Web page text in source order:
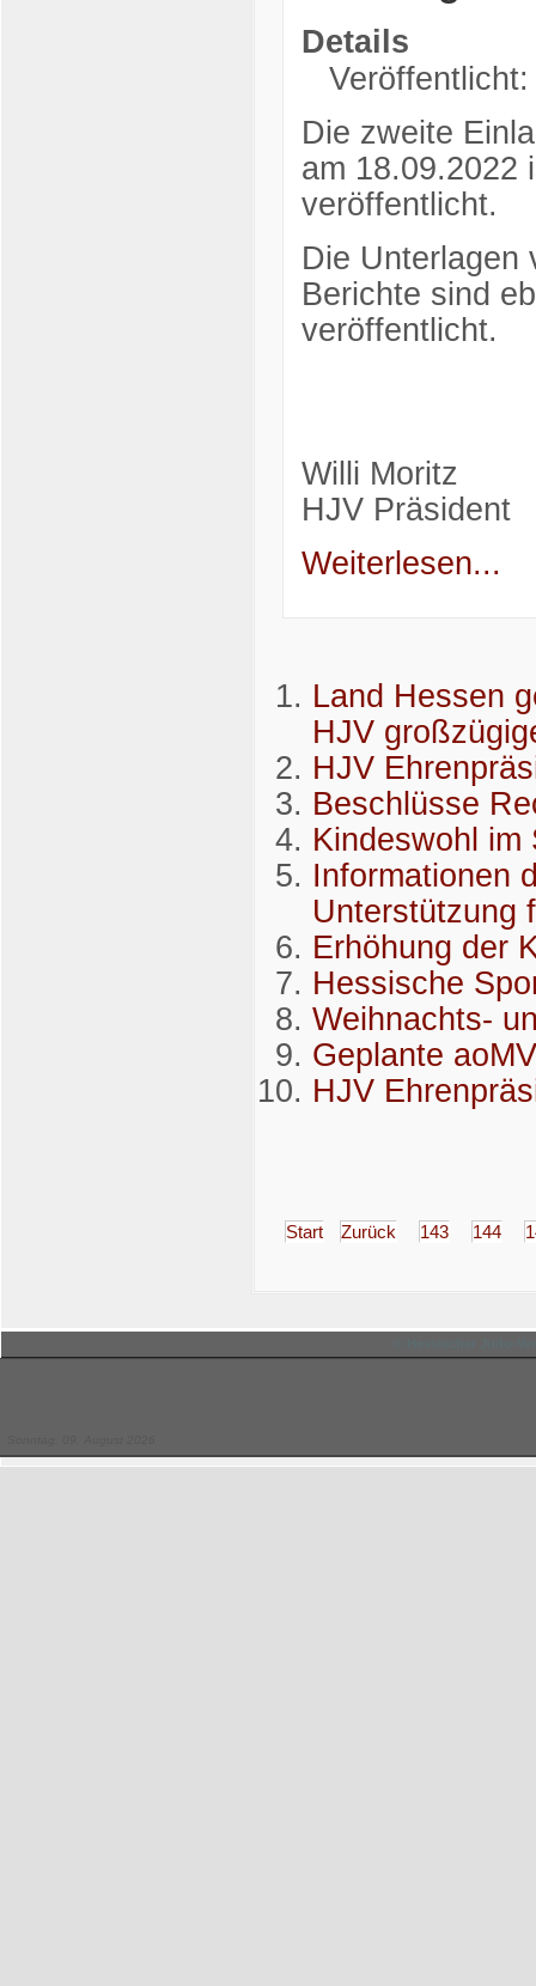
Details
Die zweite
am 18.09.2022
veröffentlicht.
Die Unterlagen
Berichte sind
veröffentlicht.
Willi Moritz
HJV Präsident
Weiterlesen...
Land Hessen
HJV
HJV
Beschlüsse
Kindeswohl im
Informationen
Unterstützung
Erhöhung der
Hessische
Weihnachts-
Geplante
HJV
Start Zurück 143 144